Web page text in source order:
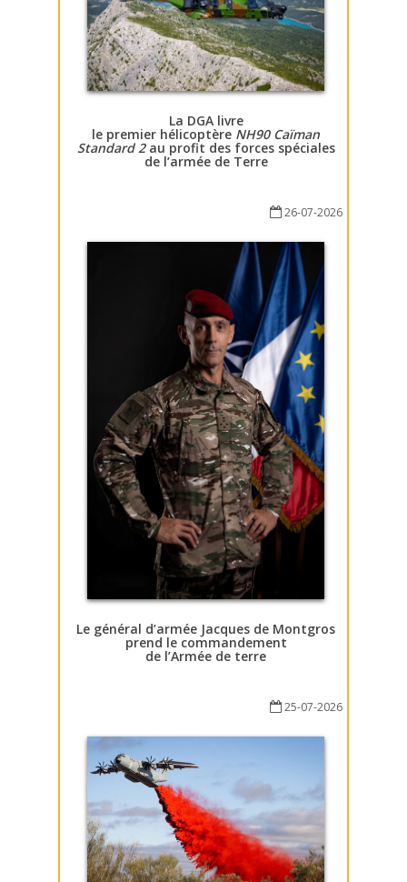
La DGA livre
le premier hélicoptère NH90 Caïman
Standard 2au profit des forces spéciales
de l’armée de Terre
26-07-2026
Le général d’armée Jacques de Montgros
prend le commandement
de l’Armée de terre
25-07-2026